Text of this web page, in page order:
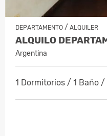
DEPARTAMENTO / ALQUILER
Argentina
1 Dormitorios / 1 Baño